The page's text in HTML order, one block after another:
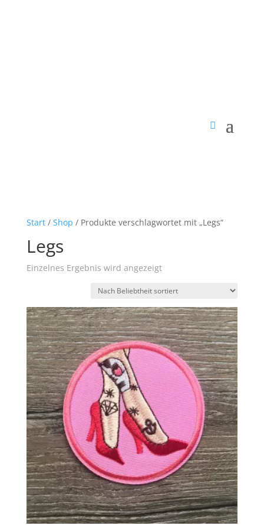
Start/ Shop / Produkte verschlagwortet mit „Legs“
Legs
Einzelnes Ergebnis wird angezeigt